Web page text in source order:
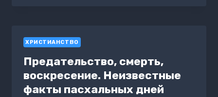
ХРИСТИАНСТВО
Предательство, смерть,
воскресение. Неизвестные
факты пасхальных дней